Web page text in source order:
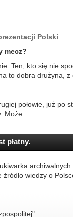
Polski
mecz?
Ten, kto się nie
to dobra drużyna, z
połowie, już po
Może...
płatny.
wiedzy o